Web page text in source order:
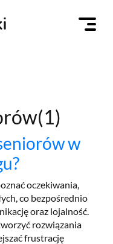
w
oczekiwania,
co bezpośrednio
oraz lojalność.
rozwiązania
frustrację